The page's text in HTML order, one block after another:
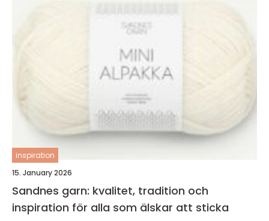
inspiration
15. January 2026
Sandnes garn: kvalitet, tradition och
inspiration för alla som älskar att sticka